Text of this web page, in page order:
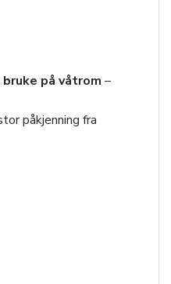
på våtrom –
påkjenning fra